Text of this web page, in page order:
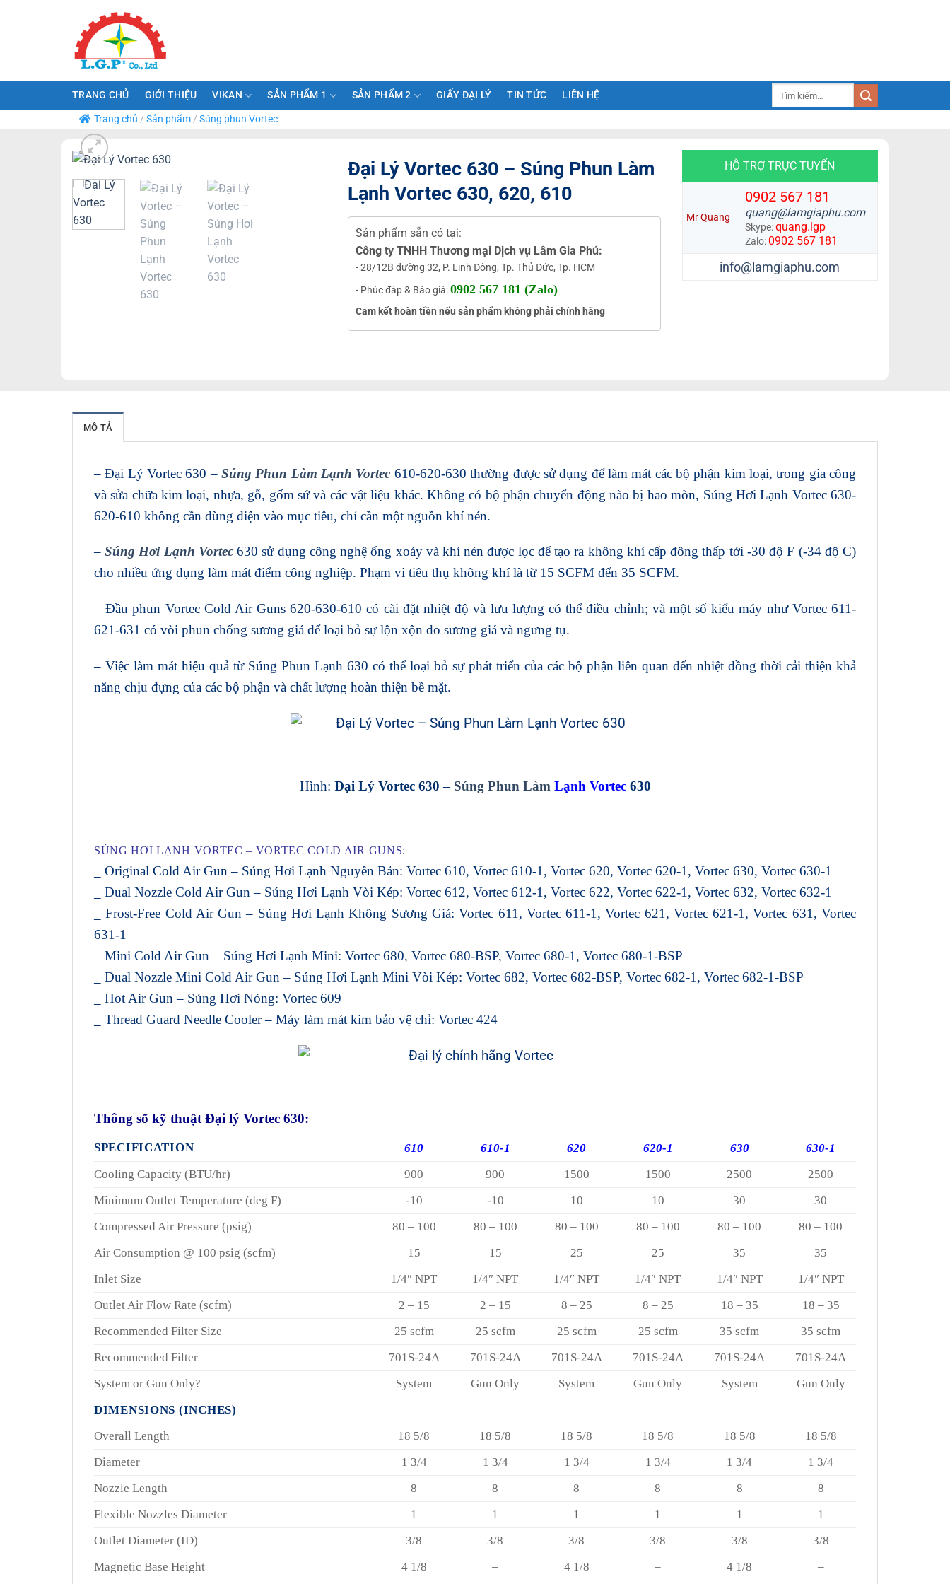
TRANG CHỦ GIỚI THIỆU VIKAN SẢN PHẨM 1 SẢN PHẨM 2 GIẤY ĐẠI LÝ TIN TỨC LIÊN HỆ
Trang chủ / Sản phẩm/ Súng phun Vortec
Đại Lý Vortec 630 – Súng Phun Làm
Lạnh Vortec 630, 620, 610
Sản phẩm sẵn có tại:
Công ty TNHH Thương mại Dịch vụ Lâm Gia Phú:
- 28/12B đường 32, P. Linh Đông, Tp. Thủ Đức, Tp. HCM
- Phúc đáp & Báo giá:0902 567 181 (Zalo)
Cam kết hoàn tiền nếu sản phẩm không phải chính hãng
HỖ TRỢ TRỰC TUYẾN
Mr Quang
0902 567 181
quang@lamgiaphu.com
Skype:quang.lgp
Zalo:0902 567 181
info@lamgiaphu.com
MÔ TẢ
– Đại Lý Vortec 630 –Súng Phun Làm Lạnh Vortec 610-620-630 thường được sử dụng để làm mát các bộ phận kim loại, trong gia công
và sửa chữa kim loại, nhựa, gỗ, gốm sứ và các vật liệu khác. Không có bộ phận chuyển động nào bị hao mòn, Súng Hơi Lạnh Vortec 630-
620-610 không cần dùng điện vào mục tiêu, chỉ cần một nguồn khí nén.
–Súng Hơi Lạnh Vortec 630 sử dụng công nghệ ống xoáy và khí nén được lọc để tạo ra không khí cấp đông thấp tới -30 độ F (-34 độ C)
cho nhiều ứng dụng làm mát điểm công nghiệp. Phạm vi tiêu thụ không khí là từ 15 SCFM đến 35 SCFM.
– Đầu phun Vortec Cold Air Guns 620-630-610 có cài đặt nhiệt độ và lưu lượng có thể điều chỉnh; và một số kiểu máy như Vortec 611-
621-631 có vòi phun chống sương giá để loại bỏ sự lộn xộn do sương giá và ngưng tụ.
– Việc làm mát hiệu quả từ Súng Phun Lạnh 630 có thể loại bỏ sự phát triển của các bộ phận liên quan đến nhiệt đồng thời cải thiện khả
năng chịu đựng của các bộ phận và chất lượng hoàn thiện bề mặt.
Hình: Đại Lý Vortec 630 – Súng Phun Làm Lạnh Vortec 630
SÚNG HƠI LẠNH VORTEC – VORTEC COLD AIR GUNS:
_ Original Cold Air Gun – Súng Hơi Lạnh Nguyên Bản: Vortec 610, Vortec 610-1, Vortec 620, Vortec 620-1, Vortec 630, Vortec 630-1
_ Dual Nozzle Cold Air Gun – Súng Hơi Lạnh Vòi Kép: Vortec 612, Vortec 612-1, Vortec 622, Vortec 622-1, Vortec 632, Vortec 632-1
_ Frost-Free Cold Air Gun – Súng Hơi Lạnh Không Sương Giá: Vortec 611, Vortec 611-1, Vortec 621, Vortec 621-1, Vortec 631, Vortec
631-1
_ Mini Cold Air Gun – Súng Hơi Lạnh Mini: Vortec 680, Vortec 680-BSP, Vortec 680-1, Vortec 680-1-BSP
_ Dual Nozzle Mini Cold Air Gun – Súng Hơi Lạnh Mini Vòi Kép: Vortec 682, Vortec 682-BSP, Vortec 682-1, Vortec 682-1-BSP
_ Hot Air Gun – Súng Hơi Nóng: Vortec 609
_ Thread Guard Needle Cooler – Máy làm mát kim bảo vệ chỉ: Vortec 424
Thông số kỹ thuật Đại lý Vortec 630:
SPECIFICATION 610 610-1 620 620-1 630
630-1
Cooling Capacity (BTU/hr)
900 900 1500 1500 2500
2500
Minimum Outlet Temperature (deg F)
-10 -10 10 10 30
30
Compressed Air Pressure (psig)
80 – 100 80 – 100 80 – 100 80 – 100 80 – 100
80 – 100
Air Consumption @ 100 psig (scfm)
15 15 25 25 35
35
Inlet Size
1/4″ NPT 1/4″ NPT 1/4″ NPT 1/4″ NPT 1/4″ NPT
1/4″ NPT
Outlet Air Flow Rate (scfm)
2 – 15 2 – 15 8 – 25 8 – 25 18 – 35
18 – 35
Recommended Filter Size
25 scfm 25 scfm 25 scfm 25 scfm 35 scfm
35 scfm
Recommended Filter
701S-24A 701S-24A 701S-24A 701S-24A 701S-24A
701S-24A
System or Gun Only?
System Gun Only System Gun Only System
Gun Only
DIMENSIONS (INCHES)
Overall Length
18 5/8 18 5/8 18 5/8 18 5/8 18 5/8
18 5/8
Diameter
1 3/4 1 3/4 1 3/4 1 3/4 1 3/4
1 3/4
Nozzle Length
8 8 8 8 8
8
Flexible Nozzles Diameter
1 1 1 1 1
1
Outlet Diameter (ID)
3/8 3/8 3/8 3/8 3/8
3/8
Magnetic Base Height
4 1/8 – 4 1/8 – 4 1/8
–